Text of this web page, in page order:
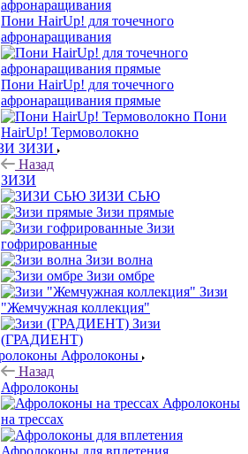
Пони HairUp! для точечного
афронаращивания
Пони HairUp! для точечного
афронаращивания прямые
Пони
HairUp! Термоволокно
ЗИЗИ
Назад
ЗИЗИ
ЗИЗИ СЬЮ
Зизи прямые
Зизи
гофрированные
Зизи волна
Зизи омбре
Зизи
"Жемчужная коллекция"
Зизи
(ГРАДИЕНТ)
Афролоконы
Назад
Афролоконы
Афролоконы
на трессах
Афролоконы для вплетения